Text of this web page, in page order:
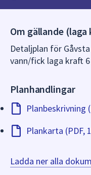
Om gällande
Detaljplan för
vann/fick laga kraft
Planhandlingar
Planbeskrivning
Plankarta (PDF,
Ladda ner alla